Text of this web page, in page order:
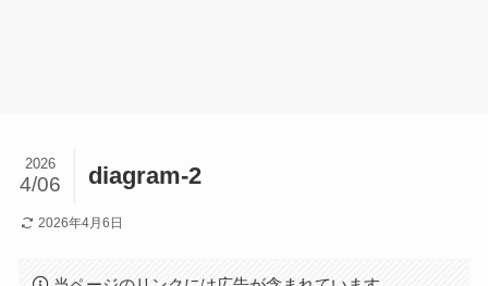
diagram-2
2026
4/06
2026年4月6日